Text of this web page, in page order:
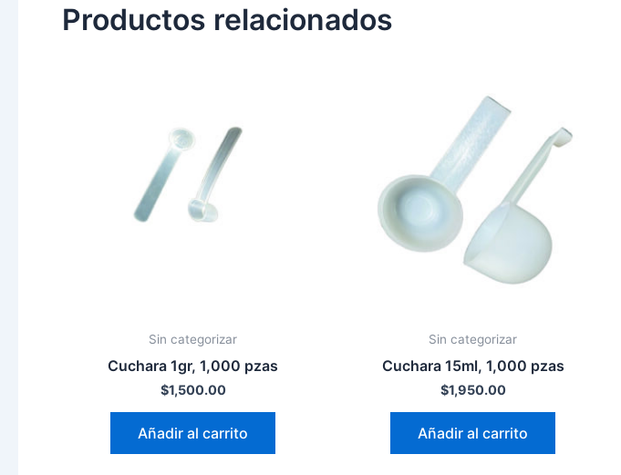
Productos relacionados
Sin categorizar
Cuchara 1gr, 1,000 pzas
$1,500.00
Añadir al carrito
Sin categorizar
Cuchara 15ml, 1,000 pzas
$1,950.00
Añadir al carrito